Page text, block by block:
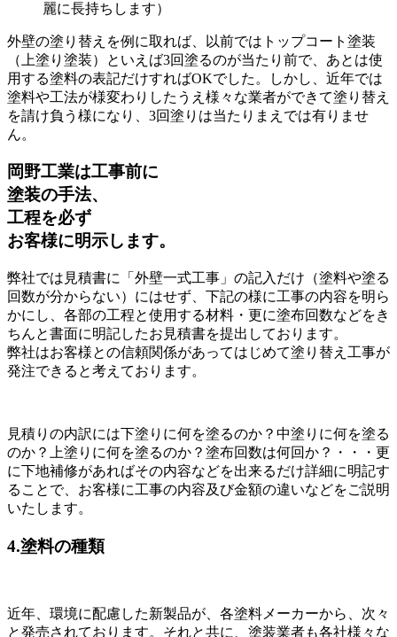
麗に長持ちします）
外壁の塗り替えを例に取れば、以前ではトップコート塗装
（上塗り塗装）といえば3回塗るのが当たり前で、あとは使
用する塗料の表記だけすればOKでした。しかし、近年では
塗料や工法が様変わりしたうえ様々な業者ができて塗り替え
を請け負う様になり、3回塗りは当たりまえでは有りませ
ん。
岡野工業は工事前に
塗装の手法、
工程を必ず
お客様に明示します。
弊社では見積書に「外壁一式工事」の記入だけ（塗料や塗る
回数が分からない）にはせず、下記の様に工事の内容を明ら
かにし、各部の工程と使用する材料・更に塗布回数などをき
ちんと書面に明記したお見積書を提出しております。
弊社はお客様との信頼関係があってはじめて塗り替え工事が
発注できると考えております。
見積りの内訳には下塗りに何を塗るのか？中塗りに何を塗る
のか？上塗りに何を塗るのか？塗布回数は何回か？・・・更
に下地補修があればその内容などを出来るだけ詳細に明記す
ることで、お客様に工事の内容及び金額の違いなどをご説明
いたします。
4.塗料の種類
近年、環境に配慮した新製品が、各塗料メーカーから、次々
と発売されております。それと共に、塗装業者も各社様々な